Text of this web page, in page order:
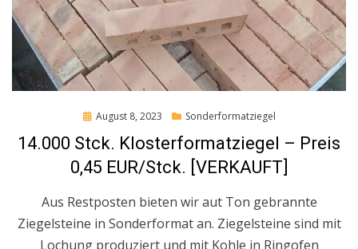
Posted
August 8, 2023 Sonderformatziegel
14.000 Stck. Klosterformatziegel – Preis
0,45 EUR/Stck. [VERKAUFT]
Aus Restposten bieten wir aut Ton gebrannte
Ziegelsteine in Sonderformat an. Ziegelsteine sind mit
Lochung produziert und mit Kohle in Ringofen